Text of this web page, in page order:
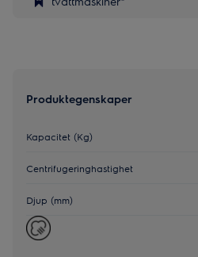
Produktegenskaper
Kapacitet (Kg)
Centrifugeringhastighet
Djup (mm)